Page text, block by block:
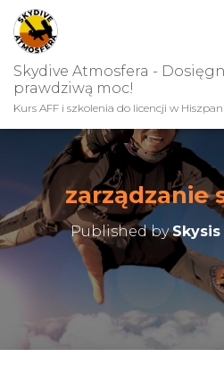
Skydive Atmosfera -
prawdziwą moc!
Kurs AFF i szkolenia do licencji w
zarządzanie
Published bySkysis